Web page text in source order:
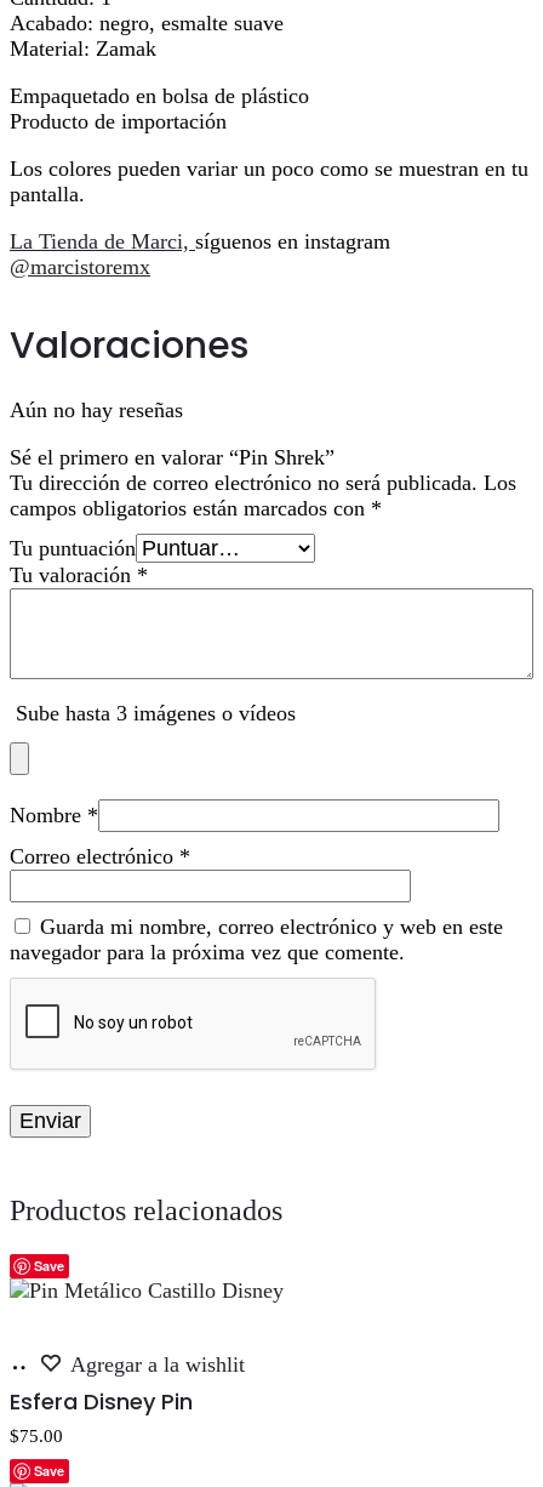
Acabado: negro, esmalte suave
Material: Zamak
Empaquetado en bolsa de plástico
Producto de importación
Los colores pueden variar un poco como se muestran en tu
pantalla.
La Tienda de Marci, síguenos en instagram
@marcistoremx
Valoraciones
Aún no hay reseñas
Sé el primero en valorar “Pin Shrek”
Tu dirección de correo electrónico no será publicada. Los
campos obligatorios están marcados con *
Tu puntuación
Tu valoración *
Sube hasta 3 imágenes o vídeos
Nombre *
Correo electrónico *
Guarda mi nombre, correo electrónico y web en este
navegador para la próxima vez que comente.
Productos relacionados
Save
Añadir
carrito
Agregar a la wishlit
Esfera Disney Pin
$75.00
Save